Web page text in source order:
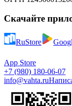
Скачайте
RuStore
App Store
+7 (980) 180-06-07
info@vahta.ru